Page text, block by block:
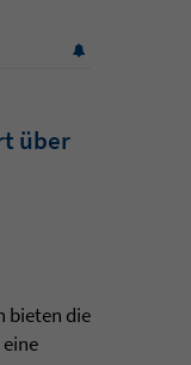
über
bieten die